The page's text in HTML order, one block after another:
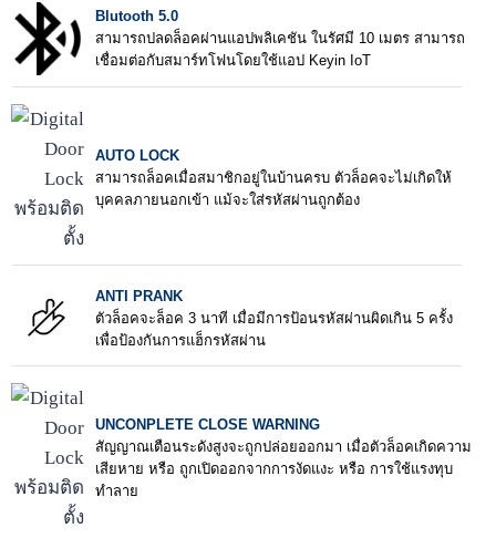
Blutooth 5.0
สามารถปลดล็อคผ่านแอปพลิเคชัน ในรัศมี 10 เมตร สามารถ
เชื่อมต่อกับสมาร์ทโฟนโดยใช้แอป Keyin IoT
AUTO LOCK
สามารถล็อคเมื่อสมาชิกอยู่ในบ้านครบ ตัวล็อคจะไม่เกิดให้
บุคคลภายนอกเข้า แม้จะใส่รหัสผ่านถูกต้อง
ANTI PRANK
ตัวล็อคจะล็อค 3 นาที เมื่อมีการป้อนรหัสผ่านผิดเกิน 5 ครั้ง
เพื่อป้องกันการแฮ็กรหัสผ่าน
UNCONPLETE CLOSE WARNING
สัญญาณเตือนระดังสูงจะถูกปล่อยออกมา เมื่อตัวล็อคเกิดความ
เสียหาย หรือ ถูกเปิดออกจากการงัดแงะ หรือ การใช้แรงทุบ
ทำลาย